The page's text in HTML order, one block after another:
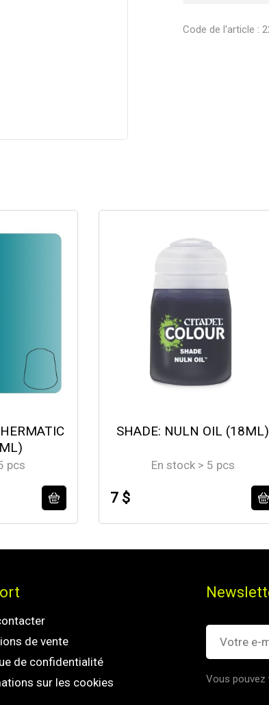
Code de l'article :
pcs
SHADE: NULN OIL (18ML)
En stock > 5 pcs
7 $
de vente
de confidentialité
sur les cookies
Vous